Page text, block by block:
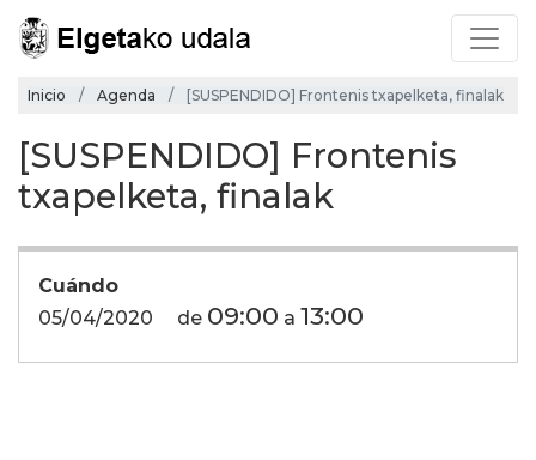
Inicio Agenda [SUSPENDIDO] Frontenis txapelketa, finalak
[SUSPENDIDO] Frontenis
txapelketa, finalak
Cuándo
05/04/2020
de 09:00 a 13:00